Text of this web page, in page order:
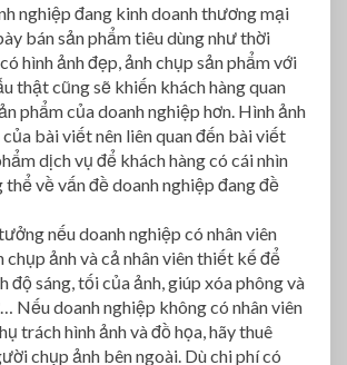
nghiệp đang kinh doanh thương mại
bán sản phẩm tiêu dùng như thời
hình ảnh đẹp, ảnh chụp sản phẩm với
thật cũng sẽ khiến khách hàng quan
phẩm của doanh nghiệp hơn. Hình ảnh
của bài viết nên liên quan đến bài viết
dịch vụ để khách hàng có cái nhìn
về vấn đề doanh nghiệp đang đề
nếu doanh nghiệp có nhân viên
chụp ảnh và cả nhân viên thiết kế để
độ sáng, tối của ảnh, giúp xóa phông và
Nếu doanh nghiệp không có nhân viên
trách hình ảnh và đồ họa, hãy thuê
chụp ảnh bên ngoài. Dù chi phí có